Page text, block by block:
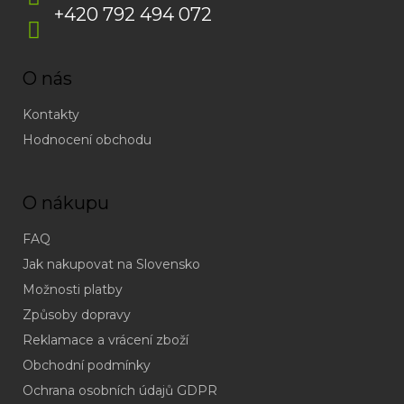
+420 792 494 072
O nás
Kontakty
Hodnocení obchodu
O nákupu
FAQ
Jak nakupovat na Slovensko
Možnosti platby
Způsoby dopravy
Reklamace a vrácení zboží
Obchodní podmínky
Ochrana osobních údajů GDPR
(odpověď
do